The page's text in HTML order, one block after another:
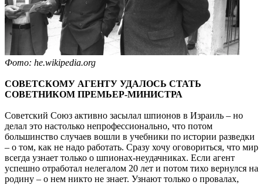
Фото: he.wikipedia.org
СОВЕТСКОМУ АГЕНТУ УДАЛОСЬ СТАТЬ
СОВЕТНИКОМ ПРЕМЬЕР-МИНИСТРА
Советский Союз активно засылал шпионов в Израиль – но
делал это настолько непрофессионально, что потом
большинство случаев вошли в учебники по истории разведки
– о том, как не надо работать. Сразу хочу оговориться, что мир
всегда узнает только о шпионах-неудачниках. Если агент
успешно отработал нелегалом 20 лет и потом тихо вернулся на
родину – о нем никто не знает. Узнают только о провалах,